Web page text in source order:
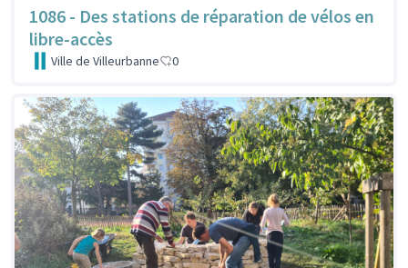
1086 - Des stations de réparation de vélos en
libre-accès
Ville de Villeurbanne 0